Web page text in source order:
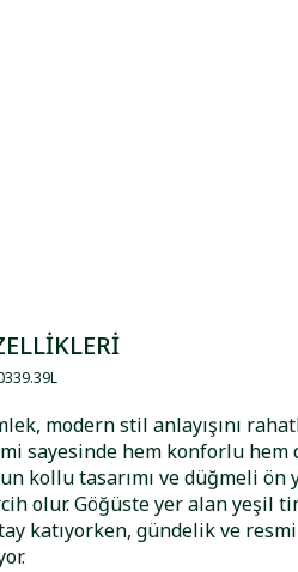
.39L
modern stil anlayışını
sayesinde hem konforlu hem
kollu tasarımı ve düğmeli
olur. Göğüste yer alan yeşil
katıyorken, gündelik ve